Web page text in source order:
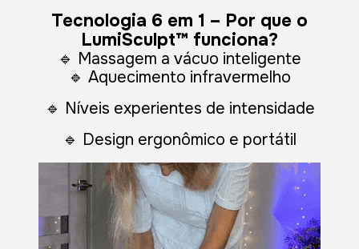
Tecnologia 6 em 1 – Por que o
LumiSculpt™ funciona?
🔹 Massagem a vácuo inteligente
🔹 Aquecimento infravermelho
🔹 Níveis experientes de intensidade
🔹 Design ergonômico e portátil